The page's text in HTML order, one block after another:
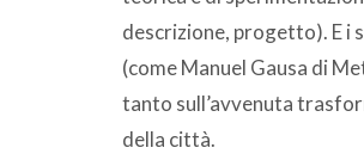
descrizione, progetto). E i
(come Manuel Gausa di
tanto sull’avvenuta
della città.